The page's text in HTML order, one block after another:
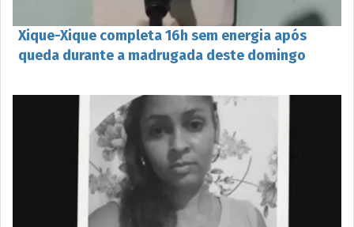
Xique-Xique completa 16h sem energia após
queda durante a madrugada deste domingo